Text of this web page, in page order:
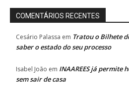
COMENTÁRIOS RECENTES
Cesário Palassa em Tratou o Bilhete
saber o estado do seu processo
Isabel João em INAAREES já permite
sem sair de casa